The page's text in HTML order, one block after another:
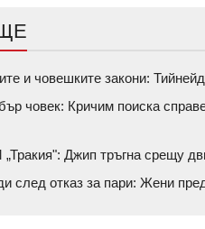
и човешките закони:
човек: Кричим поиска
Джип тръгна срещу
след отказ за пари: Жени